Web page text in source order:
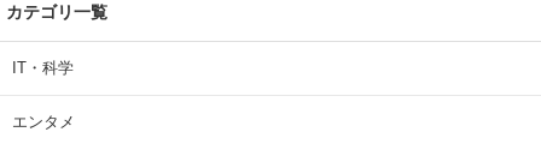
カテゴリ一覧
IT・科学
エンタメ